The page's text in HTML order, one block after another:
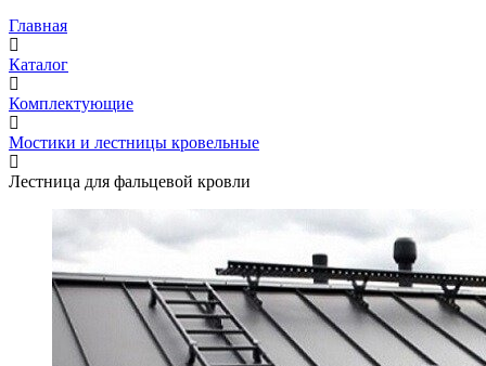
Главная
Каталог
Комплектующие
Мостики и лестницы кровельные
Лестница для фальцевой кровли